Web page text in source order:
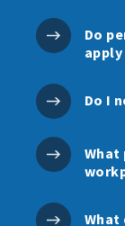
Do
Do I
What
What